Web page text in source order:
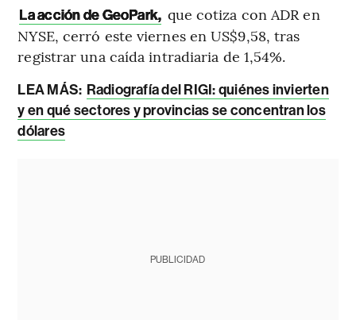
La acción de GeoPark, que cotiza con ADR en
NYSE, cerró este viernes en US$9,58, tras
registrar una caída intradiaria de 1,54%.
LEA MÁS: Radiografía del RIGI: quiénes invierten
y en qué sectores y provincias se concentran los
dólares
PUBLICIDAD